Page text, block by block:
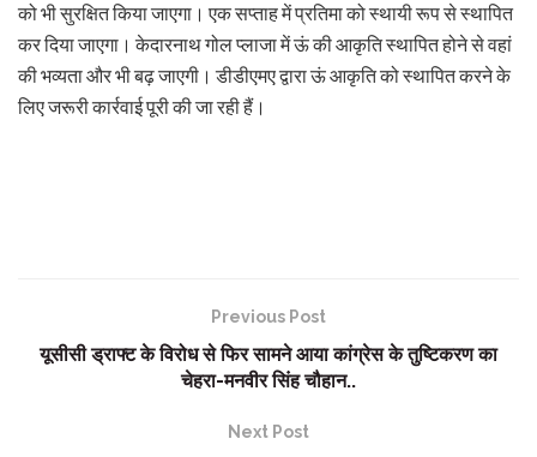
को भी सुरक्षित किया जाएगा। एक सप्ताह में प्रतिमा को स्थायी रूप से स्थापित
कर दिया जाएगा। केदारनाथ गोल प्लाजा में ऊं की आकृति स्थापित होने से वहां
की भव्यता और भी बढ़ जाएगी। डीडीएमए द्वारा ऊं आकृति को स्थापित करने के
लिए जरूरी कार्रवाई पूरी की जा रही हैं।
Previous Post
यूसीसी ड्राफ्ट के विरोध से फिर सामने आया कांग्रेस के तुष्टिकरण का
चेहरा-मनवीर सिंह चौहान..
Next Post